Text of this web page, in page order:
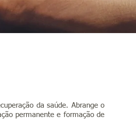
da saúde. Abrange o
permanente e formação de